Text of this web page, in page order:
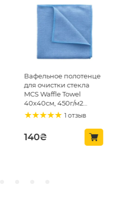
Вафельное полотенце
для очистки стекла
MCS Waffle Towel
40х40см, 450г/м2
(MCS24)
1 отзыв
140₴